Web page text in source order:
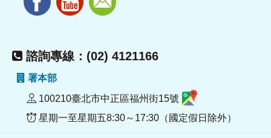
諮詢專線：(02) 4121166
署本部
100210臺北市中正區福州街15號
星期一至星期五8:30～17:30（國定假日除外）